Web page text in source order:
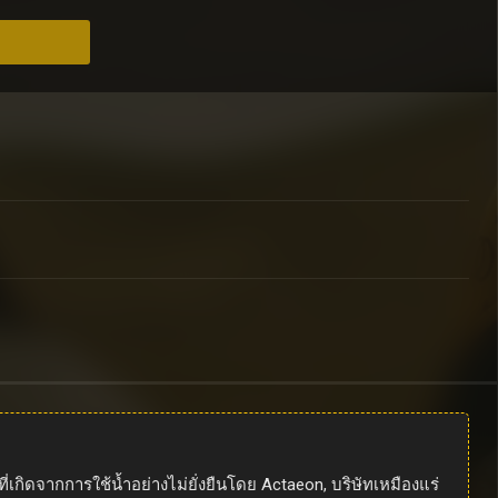
กิดจากการใช้น้ำอย่างไม่ยั่งยืนโดย Actaeon, บริษัทเหมืองแร่